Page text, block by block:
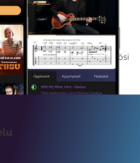
Ilmaiseksi
saat koko sisältömme käyttöösi
viikon ajaksi.